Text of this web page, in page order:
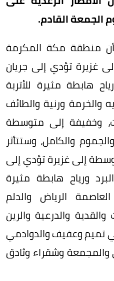
الجمعة القادم.
أن منطقة مكة المكرمة
غزيرة تؤدي إلى جريان
هابطة مثيرة للأتربة
والخرمة ورنية والطائف
وخفيفة إلى متوسطة
والكامل، وستتأثر
إلى غزيرة تؤدي إلى
ورياح هابطة مثيرة
العاصمة الرياض والدلم
والدرعية والرين
تميم وعفيف والدوادمي
والمجمعة وشقراء وثادق